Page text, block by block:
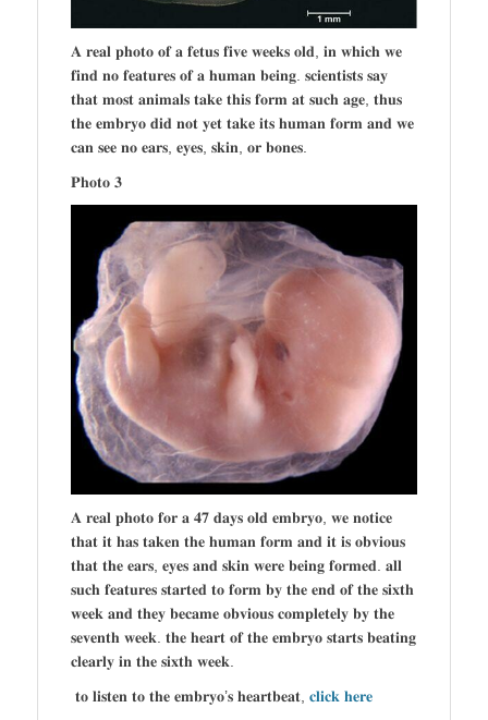
𝐀 𝐫𝐞𝐚𝐥 𝐩𝐡𝐨𝐭𝐨 𝐨𝐟 𝐚 𝐟𝐞𝐭𝐮𝐬 𝐟𝐢𝐯𝐞 𝐰𝐞𝐞𝐤𝐬 𝐨𝐥𝐝, 𝐢𝐧 𝐰𝐡𝐢𝐜𝐡 𝐰𝐞
𝐟𝐢𝐧𝐝 𝐧𝐨 𝐟𝐞𝐚𝐭𝐮𝐫𝐞𝐬 𝐨𝐟 𝐚 𝐡𝐮𝐦𝐚𝐧 𝐛𝐞𝐢𝐧𝐠. 𝐬𝐜𝐢𝐞𝐧𝐭𝐢𝐬𝐭𝐬 𝐬𝐚𝐲
𝐭𝐡𝐚𝐭 𝐦𝐨𝐬𝐭 𝐚𝐧𝐢𝐦𝐚𝐥𝐬 𝐭𝐚𝐤𝐞 𝐭𝐡𝐢𝐬 𝐟𝐨𝐫𝐦 𝐚𝐭 𝐬𝐮𝐜𝐡 𝐚𝐠𝐞, 𝐭𝐡𝐮𝐬
𝐭𝐡𝐞 𝐞𝐦𝐛𝐫𝐲𝐨 𝐝𝐢𝐝 𝐧𝐨𝐭 𝐲𝐞𝐭 𝐭𝐚𝐤𝐞 𝐢𝐭𝐬 𝐡𝐮𝐦𝐚𝐧 𝐟𝐨𝐫𝐦 𝐚𝐧𝐝 𝐰𝐞
𝐜𝐚𝐧 𝐬𝐞𝐞 𝐧𝐨 𝐞𝐚𝐫𝐬, 𝐞𝐲𝐞𝐬, 𝐬𝐤𝐢𝐧, 𝐨𝐫 𝐛𝐨𝐧𝐞𝐬.
𝐏𝐡𝐨𝐭𝐨 𝟑
𝐀 𝐫𝐞𝐚𝐥 𝐩𝐡𝐨𝐭𝐨 𝐟𝐨𝐫 𝐚 𝟒𝟕 𝐝𝐚𝐲𝐬 𝐨𝐥𝐝 𝐞𝐦𝐛𝐫𝐲𝐨, 𝐰𝐞 𝐧𝐨𝐭𝐢𝐜𝐞
𝐭𝐡𝐚𝐭 𝐢𝐭 𝐡𝐚𝐬 𝐭𝐚𝐤𝐞𝐧 𝐭𝐡𝐞 𝐡𝐮𝐦𝐚𝐧 𝐟𝐨𝐫𝐦 𝐚𝐧𝐝 𝐢𝐭 𝐢𝐬 𝐨𝐛𝐯𝐢𝐨𝐮𝐬
𝐭𝐡𝐚𝐭 𝐭𝐡𝐞 𝐞𝐚𝐫𝐬, 𝐞𝐲𝐞𝐬 𝐚𝐧𝐝 𝐬𝐤𝐢𝐧 𝐰𝐞𝐫𝐞 𝐛𝐞𝐢𝐧𝐠 𝐟𝐨𝐫𝐦𝐞𝐝. 𝐚𝐥𝐥
𝐬𝐮𝐜𝐡 𝐟𝐞𝐚𝐭𝐮𝐫𝐞𝐬 𝐬𝐭𝐚𝐫𝐭𝐞𝐝 𝐭𝐨 𝐟𝐨𝐫𝐦 𝐛𝐲 𝐭𝐡𝐞 𝐞𝐧𝐝 𝐨𝐟 𝐭𝐡𝐞 𝐬𝐢𝐱𝐭𝐡
𝐰𝐞𝐞𝐤 𝐚𝐧𝐝 𝐭𝐡𝐞𝐲 𝐛𝐞𝐜𝐚𝐦𝐞 𝐨𝐛𝐯𝐢𝐨𝐮𝐬 𝐜𝐨𝐦𝐩𝐥𝐞𝐭𝐞𝐥𝐲 𝐛𝐲 𝐭𝐡𝐞
𝐬𝐞𝐯𝐞𝐧𝐭𝐡 𝐰𝐞𝐞𝐤. 𝐭𝐡𝐞 𝐡𝐞𝐚𝐫𝐭 𝐨𝐟 𝐭𝐡𝐞 𝐞𝐦𝐛𝐫𝐲𝐨 𝐬𝐭𝐚𝐫𝐭𝐬 𝐛𝐞𝐚𝐭𝐢𝐧𝐠
𝐜𝐥𝐞𝐚𝐫𝐥𝐲 𝐢𝐧 𝐭𝐡𝐞 𝐬𝐢𝐱𝐭𝐡 𝐰𝐞𝐞𝐤.
𝐭𝐨 𝐥𝐢𝐬𝐭𝐞𝐧 𝐭𝐨 𝐭𝐡𝐞 𝐞𝐦𝐛𝐫𝐲𝐨’𝐬 𝐡𝐞𝐚𝐫𝐭𝐛𝐞𝐚𝐭, 𝐜𝐥𝐢𝐜𝐤 𝐡𝐞𝐫𝐞